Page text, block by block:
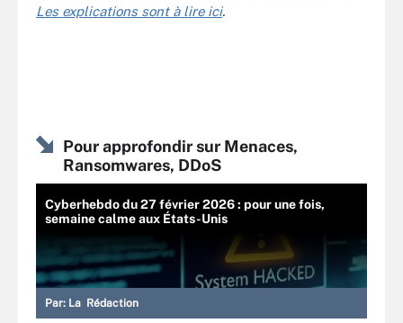
Les explications sont à lire ici.
Pour approfondir sur Menaces,
Ransomwares, DDoS
Cyberhebdo du 27 février 2026 : pour une fois,
semaine calme aux États-Unis
Par: La Rédaction